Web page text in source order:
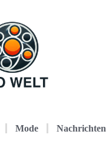
Mode Nachrichten